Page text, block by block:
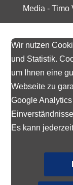
Media - Timo
Wir nutzen
und Statistik.
um Ihnen eine
Webseite zu
Google
Es kann